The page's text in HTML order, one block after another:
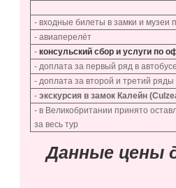
- входные билеты в замки и музеи
- авиаперелёт
- консульский сбор и услуги по
- доплата за первый ряд в
- доплата за второй и третий ряды
- экскурсия в замок Калейн
- в Великобритании принято
за весь тур
Данные цены